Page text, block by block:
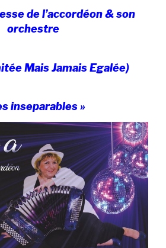
de l’accordéon & son
orchestre
Mais Jamais Egalée)
inseparables »